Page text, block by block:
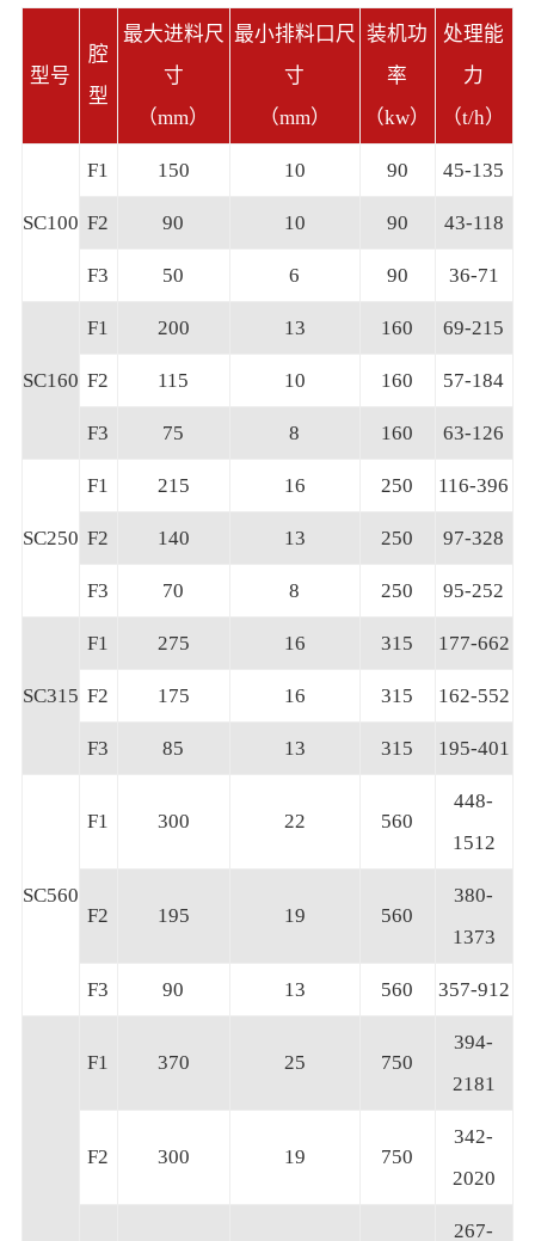
型号
腔
型
最大进料尺
寸
（mm）
最小排料口尺
寸
（mm）
装机功
率
（kw）
处理能
力
（t/h）
SC100
F1 150 10 90 45-135
F2 90 10 90 43-118
F3 50 6 90 36-71
SC160
F1 200 13 160 69-215
F2 115 10 160 57-184
F3 75 8 160 63-126
SC250
F1 215 16 250 116-396
F2 140 13 250 97-328
F3 70 8 250 95-252
SC315
F1 275 16 315 177-662
F2 175 16 315 162-552
F3 85 13 315 195-401
SC560
F1 300 22 560
448-
1512
F2 195 19 560
380-
1373
F3 90 13 560 357-912
F1 370 25 750
394-
2181
F2 300 19 750
342-
2020
267-